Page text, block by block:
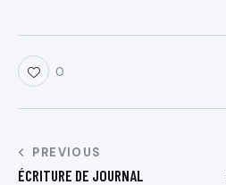
0
PREVIOUS
ÉCRITURE DE JOURNAL